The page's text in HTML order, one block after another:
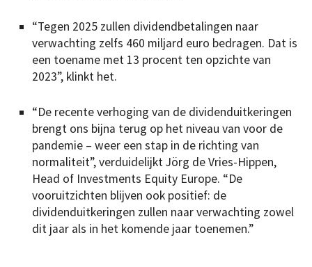
“Tegen 2025 zullen dividendbetalingen naar
verwachting zelfs 460 miljard euro bedragen. Dat is
een toename met 13 procent ten opzichte van
2023”, klinkt het.
“De recente verhoging van de dividenduitkeringen
brengt ons bijna terug op het niveau van voor de
pandemie – weer een stap in de richting van
normaliteit”, verduidelijkt Jörg de Vries-Hippen,
Head of Investments Equity Europe. “De
vooruitzichten blijven ook positief: de
dividenduitkeringen zullen naar verwachting zowel
dit jaar als in het komende jaar toenemen.”